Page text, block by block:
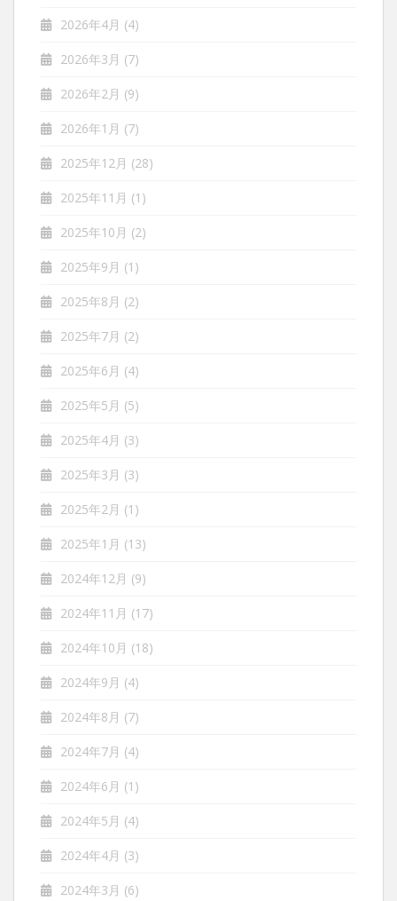
2026年4月 (4)
2026年3月 (7)
2026年2月 (9)
2026年1月 (7)
2025年12月 (28)
2025年11月 (1)
2025年10月 (2)
2025年9月 (1)
2025年8月 (2)
2025年7月 (2)
2025年6月 (4)
2025年5月 (5)
2025年4月 (3)
2025年3月 (3)
2025年2月 (1)
2025年1月 (13)
2024年12月 (9)
2024年11月 (17)
2024年10月 (18)
2024年9月 (4)
2024年8月 (7)
2024年7月 (4)
2024年6月 (1)
2024年5月 (4)
2024年4月 (3)
2024年3月 (6)